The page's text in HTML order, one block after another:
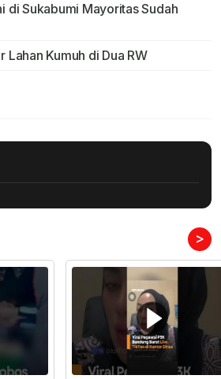
di Sukabumi Mayoritas Sudah
Lahan Kumuh di Dua RW
>